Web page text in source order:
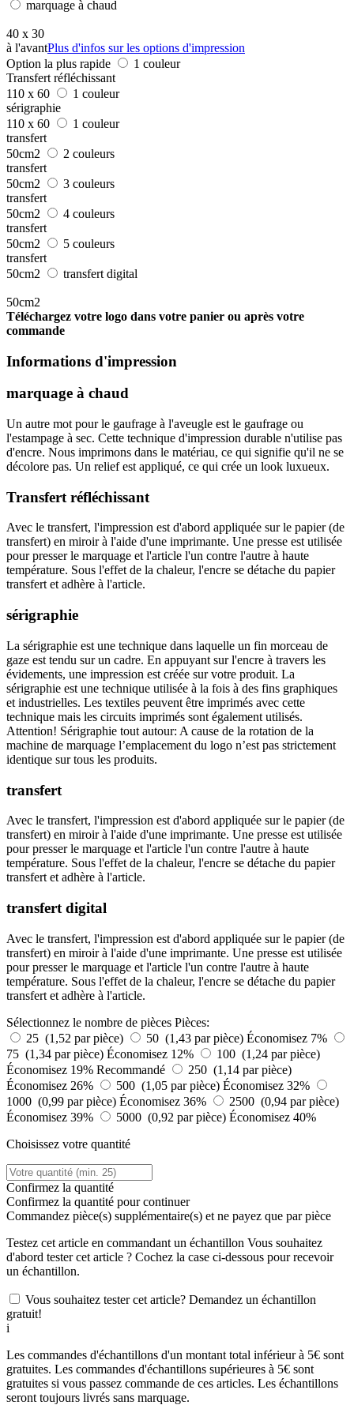
marquage à chaud
40 x 30
à l'avantPlus d'infos sur les options d'impression
Option la plus rapide
1 couleur
Transfert réfléchissant
110 x 60
1 couleur
sérigraphie
110 x 60
1 couleur
transfert
50cm2
2 couleurs
transfert
50cm2
3 couleurs
transfert
50cm2
4 couleurs
transfert
50cm2
5 couleurs
transfert
50cm2
transfert digital
50cm2
Téléchargez votre logo dans votre panier ou après votre
commande
Informations d'impression
marquage à chaud
Un autre mot pour le gaufrage à l'aveugle est le gaufrage ou
l'estampage à sec. Cette technique d'impression durable n'utilise pas
d'encre. Nous imprimons dans le matériau, ce qui signifie qu'il ne se
décolore pas. Un relief est appliqué, ce qui crée un look luxueux.
Transfert réfléchissant
Avec le transfert, l'impression est d'abord appliquée sur le papier (de
transfert) en miroir à l'aide d'une imprimante. Une presse est utilisée
pour presser le marquage et l'article l'un contre l'autre à haute
température. Sous l'effet de la chaleur, l'encre se détache du papier
transfert et adhère à l'article.
sérigraphie
La sérigraphie est une technique dans laquelle un fin morceau de
gaze est tendu sur un cadre. En appuyant sur l'encre à travers les
évidements, une impression est créée sur votre produit. La
sérigraphie est une technique utilisée à la fois à des fins graphiques
et industrielles. Les textiles peuvent être imprimés avec cette
technique mais les circuits imprimés sont également utilisés.
Attention! Sérigraphie tout autour: A cause de la rotation de la
machine de marquage l’emplacement du logo n’est pas strictement
identique sur tous les produits.
transfert
Avec le transfert, l'impression est d'abord appliquée sur le papier (de
transfert) en miroir à l'aide d'une imprimante. Une presse est utilisée
pour presser le marquage et l'article l'un contre l'autre à haute
température. Sous l'effet de la chaleur, l'encre se détache du papier
transfert et adhère à l'article.
transfert digital
Avec le transfert, l'impression est d'abord appliquée sur le papier (de
transfert) en miroir à l'aide d'une imprimante. Une presse est utilisée
pour presser le marquage et l'article l'un contre l'autre à haute
température. Sous l'effet de la chaleur, l'encre se détache du papier
transfert et adhère à l'article.
Sélectionnez le nombre de pièces Pièces:
25 (1,52 par pièce)
50 (1,43 par pièce) Économisez 7%
75 (1,34 par pièce) Économisez 12%
100 (1,24 par pièce)
Économisez 19% Recommandé
250 (1,14 par pièce)
Économisez 26%
500 (1,05 par pièce) Économisez 32%
1000 (0,99 par pièce) Économisez 36%
2500 (0,94 par pièce)
Économisez 39%
5000 (0,92 par pièce) Économisez 40%
Choisissez votre quantité
Confirmez la quantité
Confirmez la quantité pour continuer
Commandez pièce(s) supplémentaire(s) et ne payez que par pièce
Testez cet article en commandant un échantillon Vous souhaitez
d'abord tester cet article ? Cochez la case ci-dessous pour recevoir
un échantillon.
Vous souhaitez tester cet article? Demandez un échantillon
gratuit!
i
Les commandes d'échantillons d'un montant total inférieur à 5€ sont
gratuites. Les commandes d'échantillons supérieures à 5€ sont
gratuites si vous passez commande de ces articles. Les échantillons
seront toujours livrés sans marquage.